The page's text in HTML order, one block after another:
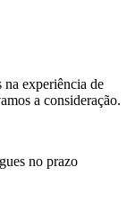
na experiência de
a consideração.
no prazo